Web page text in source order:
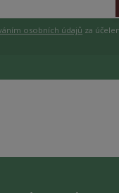
osobních údajů za